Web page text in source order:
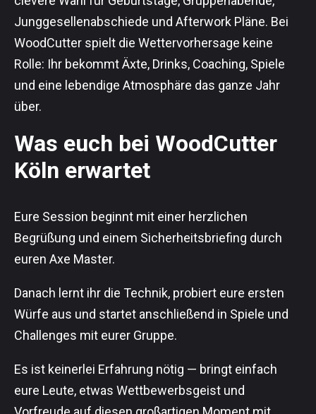
Junggesellenabschiede und Afterwork Pläne. Bei
WoodCutter spielt die Wettervorhersage keine
Rolle: Ihr bekommt Äxte, Drinks, Coaching, Spiele
und eine lebendige Atmosphäre das ganze Jahr
über.
Was euch bei WoodCutter
Köln erwartet
Eure Session beginnt mit einer herzlichen
Begrüßung und einem Sicherheitsbriefing durch
euren Axe Master.
Danach lernt ihr die Technik, probiert eure ersten
Würfe aus und startet anschließend in Spiele und
Challenges mit eurer Gruppe.
Es ist keinerlei Erfahrung nötig — bringt einfach
eure Leute, etwas Wettbewerbsgeist und